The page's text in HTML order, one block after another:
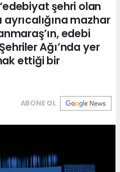
şehri olan
mazhar
edebi
Ağı’nda yer
ettiği bir
ABONE OL